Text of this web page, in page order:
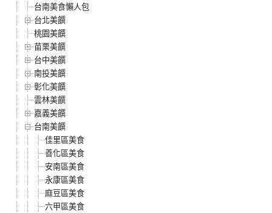
台南美食懶人包
台北美饌
桃園美饌
苗栗美饌
台中美饌
南投美饌
彰化美饌
雲林美饌
嘉義美饌
台南美饌
佳里區美食
善化區美食
安南區美食
永康區美食
麻豆區美食
六甲區美食